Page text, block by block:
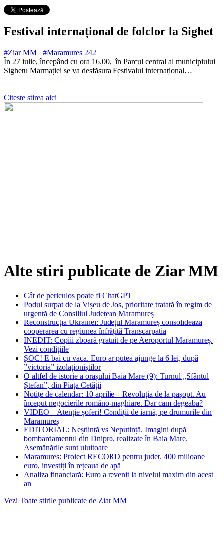
Festival internațional de folclor la Sighet
#Ziar MM #Maramures 242
În 27 iulie, începând cu ora 16.00, în Parcul central al municipiului
Sighetu Marmației se va desfășura Festivalul internațional…
Citeste stirea aici
Alte stiri publicate de Ziar MM
Cât de periculos poate fi ChatGPT
Podul surpat de la Vișeu de Jos, prioritate tratată în regim de
urgență de Consiliul Județean Maramureș
Reconstrucția Ukrainei: Județul Maramureș consolidează
cooperarea cu regiunea înfrățită Transcarpatia
INEDIT: Copiii zboară gratuit de pe Aeroportul Maramureș.
Vezi condițiile
ȘOC! E bai cu vaca. Euro ar putea ajunge la 6 lei, după
”victoria” izolaționiștilor
O altfel de istorie a orașului Baia Mare (9): Turnul „Sfântul
Ștefan”, din Piața Cetății
Notițe de calendar: 10 aprilie – Revoluția de la pașopt. Au
început negocierile româno-maghiare. Dar cam degeaba?
VIDEO – Atenție șoferi! Condiții de iarnă, pe drumurile din
Maramureș
EDITORIAL: Neștiință vs Neputință. Imagini după
bombardamentul din Dnipro, realizate în Baia Mare.
Asemănările sunt uluitoare
Maramureș: Proiect RECORD pentru județ. 400 milioane
euro, investiți în rețeaua de apă
Analiza financiară: Euro a revenit la nivelul maxim din acest
an
Vezi Toate stirile publicate de Ziar MM